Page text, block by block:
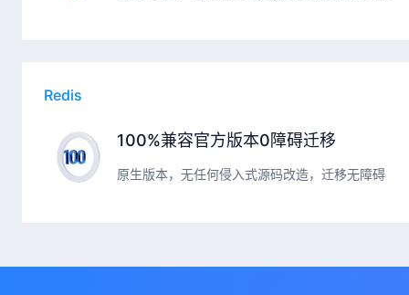
Redis
100%兼容官方版本0障碍迁移
原生版本，无任何侵入式源码改造，迁移无障碍